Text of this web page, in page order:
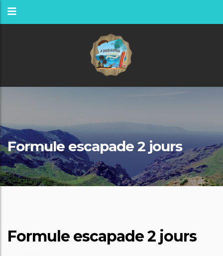
Formule escapade 2 jours
Formule escapade 2 jours